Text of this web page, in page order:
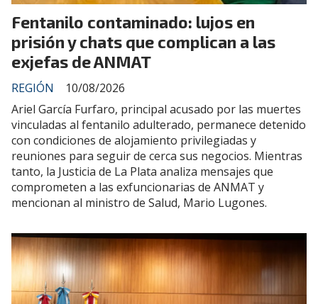
Fentanilo contaminado: lujos en
prisión y chats que complican a las
exjefas de ANMAT
REGIÓN
10/08/2026
Ariel García Furfaro, principal acusado por las muertes
vinculadas al fentanilo adulterado, permanece detenido
con condiciones de alojamiento privilegiadas y
reuniones para seguir de cerca sus negocios. Mientras
tanto, la Justicia de La Plata analiza mensajes que
comprometen a las exfuncionarias de ANMAT y
mencionan al ministro de Salud, Mario Lugones.